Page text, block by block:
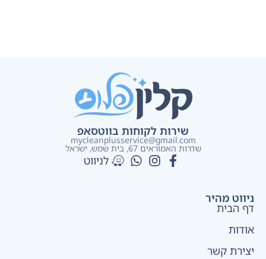
שירות לקוחות בווטסאפ
mycleanplusservice@gmail.com
שדרות האמוראים 67, בית שמש​, ישראל
לניווט
ניווט מהיר
דף הבית
אודות
יצירת קשר